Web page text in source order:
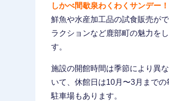
しかべ間歇泉わくわくサンデー！
鮮魚や水産加工品の試食販売が
ラクションなど鹿部町の魅力を
す。
施設の開館時間は季節により異
いて、休館日は10月〜3月まで
駐車場もあります。